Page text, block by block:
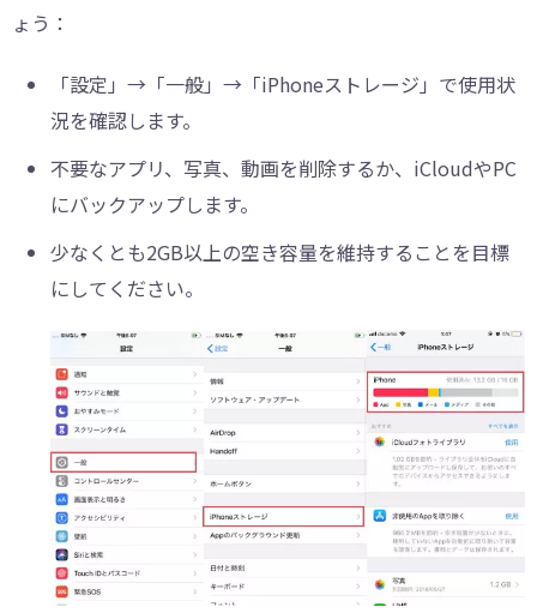
ょう：
「設定」→「一般」→「iPhoneストレージ」で使用状
況を確認します。
不要なアプリ、写真、動画を削除するか、iCloudやPC
にバックアップします。
少なくとも2GB以上の空き容量を維持することを目標
にしてください。